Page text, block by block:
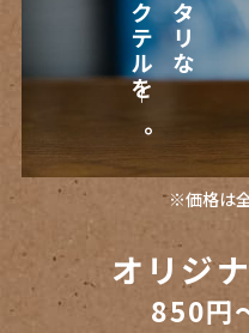
※価格は
オリジ
850円